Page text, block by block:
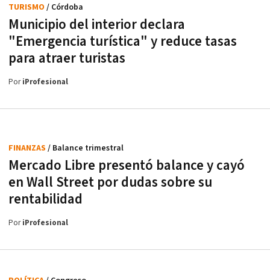
Municipio del interior declara
"Emergencia turística" y reduce tasas
para atraer turistas
TURISMO / Córdoba
PoriProfesional
Mercado Libre presentó balance y cayó
en Wall Street por dudas sobre su
rentabilidad
FINANZAS / Balance trimestral
PoriProfesional